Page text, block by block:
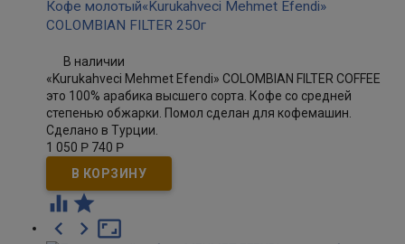
Кофе молотый«Kurukahveci Mehmet Efendi»
COLOMBIAN FILTER 250г
В наличии
«Kurukahveci Mehmet Efendi» COLOMBIAN FILTER COFFEE
это 100% арабика высшего сорта. Кофе со средней
степенью обжарки. Помол сделан для кофемашин.
Сделано в Турции.
1 050 Р 740 Р
 

 